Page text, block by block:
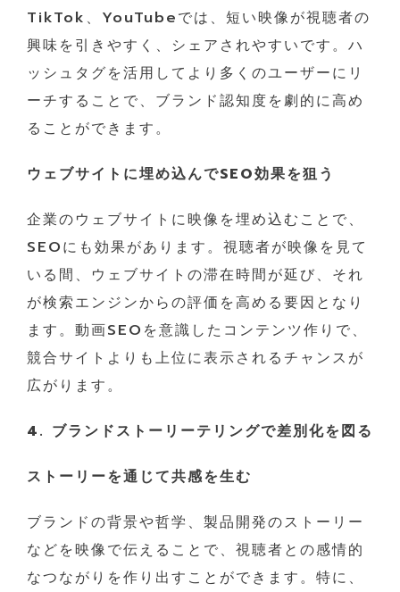
TikTok、YouTubeでは、短い映像が視聴者の
興味を引きやすく、シェアされやすいです。ハ
ッシュタグを活用してより多くのユーザーにリ
ーチすることで、ブランド認知度を劇的に高め
ることができます。
ウェブサイトに埋め込んでSEO効果を狙う
企業のウェブサイトに映像を埋め込むことで、
SEOにも効果があります。視聴者が映像を見て
いる間、ウェブサイトの滞在時間が延び、それ
が検索エンジンからの評価を高める要因となり
ます。動画SEOを意識したコンテンツ作りで、
競合サイトよりも上位に表示されるチャンスが
広がります。
4. ブランドストーリーテリングで差別化を図る
ストーリーを通じて共感を生む
ブランドの背景や哲学、製品開発のストーリー
などを映像で伝えることで、視聴者との感情的
なつながりを作り出すことができます。特に、